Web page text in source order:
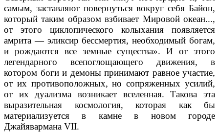
самым, заставляют повернуться вокруг себя Байон,
который таким образом взбивает Мировой океан...,
от этого циклопического колыхания появляется
амрита — эликсир бессмертия, необходимый богам,
и рождаются все земные существа». И от этого
легендарного всепоглощающего движения, в
котором боги и демоны принимают равное участие,
от их противоположных, но сопряженных усилий,
от их дуализма возникает вселенная. Такова эта
выразительная космология, которая как бы
материализуется в камне в новом городе
Джайявармана VII.